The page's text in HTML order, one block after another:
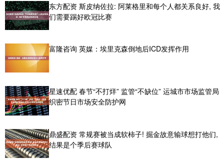
东方配资 斯皮纳佐拉: 阿莱格里和每个人都关系良好, 我
们需要踢好欧冠比赛
富隆咨询 英媒：埃里克森倒地后ICD发挥作用
星速优配 春节“不打烊” 监管“不缺位” 运城市市场监管局
织密节日市场安全防护网
鼎盛配资 常规赛被当成软柿子! 掘金故意输球想打他们,
结果是个季后赛球队